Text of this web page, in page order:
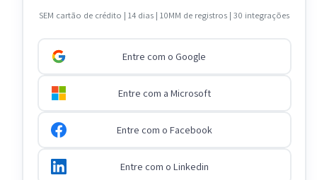
SEM cartão de crédito | 14 dias | 10MM de registros | 30 integrações
Entre com o Google
Entre com a Microsoft
Entre com o Facebook
Entre com o Linkedin